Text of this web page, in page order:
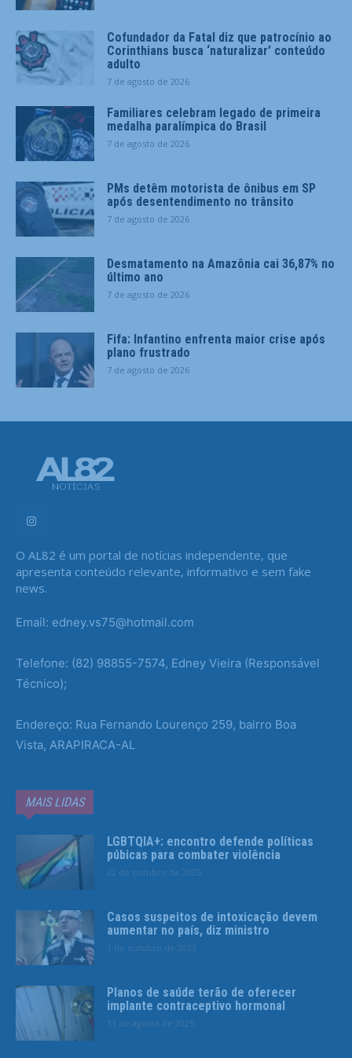
Cofundador da Fatal diz que patrocínio ao
Corinthians busca ‘naturalizar’ conteúdo
adulto
7 de agosto de 2026
Familiares celebram legado de primeira
medalha paralímpica do Brasil
7 de agosto de 2026
PMs detêm motorista de ônibus em SP
após desentendimento no trânsito
7 de agosto de 2026
Desmatamento na Amazônia cai 36,87% no
último ano
7 de agosto de 2026
Fifa: Infantino enfrenta maior crise após
plano frustrado
7 de agosto de 2026
O AL82 é um portal de notícias independente, que
apresenta conteúdo relevante, informativo e sem fake
news.
Email: edney.vs75@hotmail.com
Telefone: (82) 98855-7574, Edney Vieira (Responsável
Técnico);
Endereço: Rua Fernando Lourenço 259, bairro Boa
Vista, ARAPIRACA-AL
MAIS LIDAS
LGBTQIA+: encontro defende políticas
púbicas para combater violência
22 de outubro de 2025
Casos suspeitos de intoxicação devem
aumentar no país, diz ministro
1 de outubro de 2025
Planos de saúde terão de oferecer
implante contraceptivo hormonal
13 de agosto de 2025